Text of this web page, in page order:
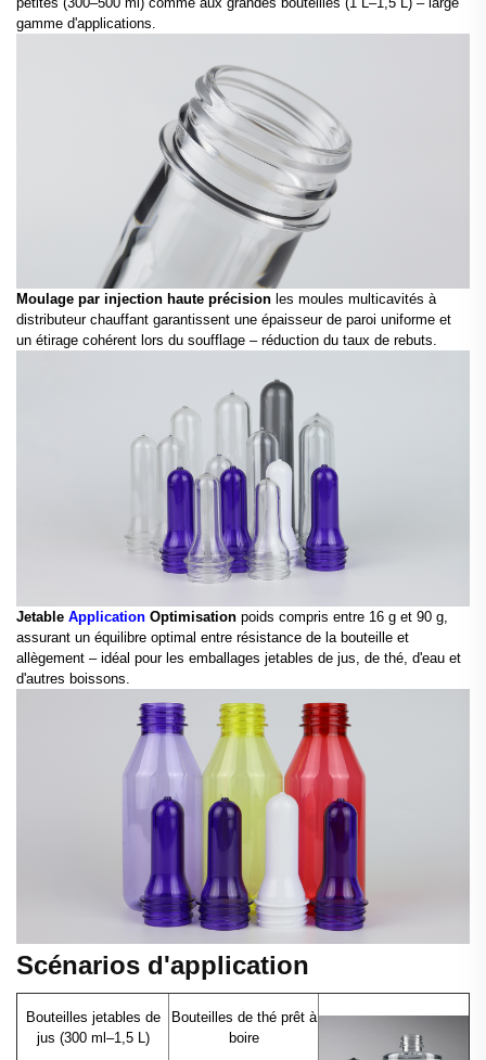
gamme d'applications.
Moulage par injection haute précision les moules multicavités à
distributeur chauffant garantissent une épaisseur de paroi uniforme et
un étirage cohérent lors du soufflage – réduction du taux de rebuts.
Jetable Application Optimisation poids compris entre 16 g et 90 g,
assurant un équilibre optimal entre résistance de la bouteille et
allègement – idéal pour les emballages jetables de jus, de thé, d'eau et
d'autres boissons.
Scénarios d'application
Bouteilles jetables de
jus (300 ml–1,5 L)
Bouteilles de thé prêt à
boire